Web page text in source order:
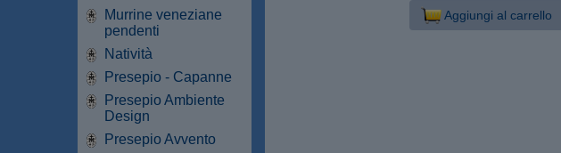
Murrine veneziane
pendenti
Natività
Presepio - Capanne
Presepio Ambiente
Design
Presepio Avvento
Aggiungi al carrello